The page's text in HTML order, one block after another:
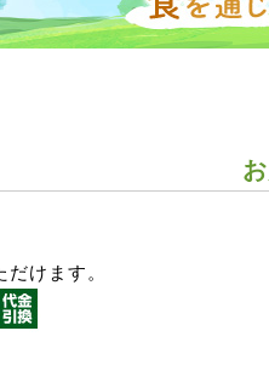
けます。